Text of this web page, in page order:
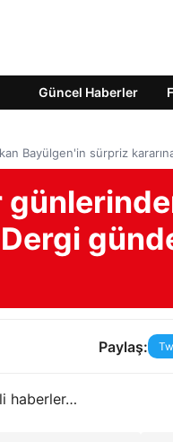
Güncel Haberler
Bayülgen'in sürpriz
Paylaş:
haberler…